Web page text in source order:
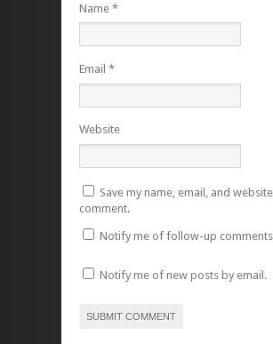
Name *
Email *
Website
Save my name, email, and
comment.
Notify me of follow-up
Notify me of new posts by email.